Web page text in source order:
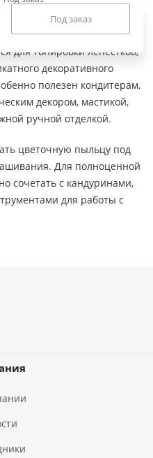
Под заказ
для тонировки лепестков,
декоративного
полезен кондитерам,
декором, мастикой,
ручной отделкой.
цветочную пыльцу под
Для полноценной
сочетать с кандуринами,
для работы с